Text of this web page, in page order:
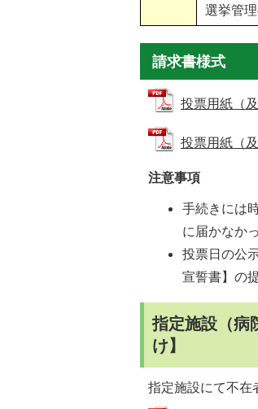
選挙管
請求書様式
投票用紙（
投票用紙（
注意事項
手続きには
に届かなか
投票日の公
宣誓書】の
指定施設（病
け】
指定施設にて不在